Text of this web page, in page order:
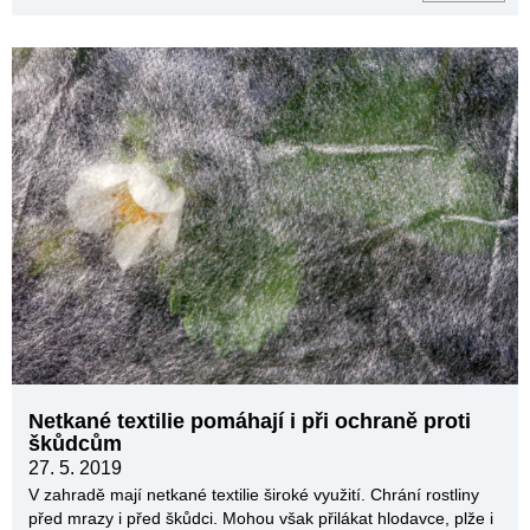
Netkané textilie pomáhají i při ochraně proti
škůdcům
27. 5. 2019
V zahradě mají netkané textilie široké využití. Chrání rostliny
před mrazy i před škůdci. Mohou však přilákat hlodavce, plže i